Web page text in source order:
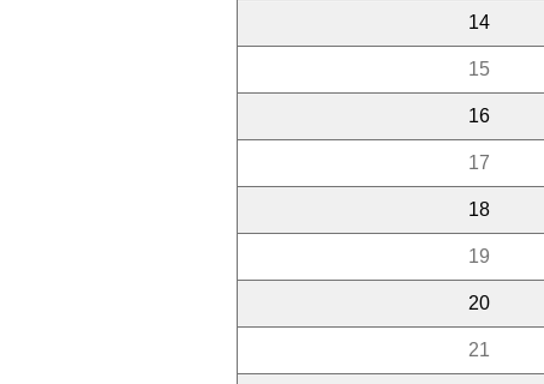
14
15
16
17
18
19
20
21